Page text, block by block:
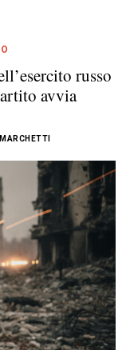
russo
avvia